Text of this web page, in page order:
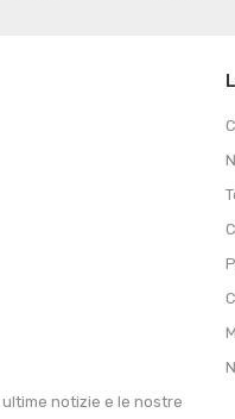
notizie e le nostre